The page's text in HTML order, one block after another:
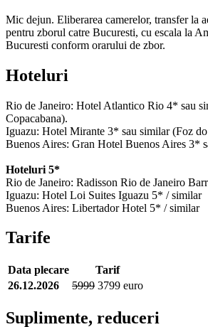
Mic dejun. Eliberarea camerelor, transfer la
pentru zborul catre Bucuresti, cu escala la
Bucuresti conform orarului de zbor.
Hoteluri
Rio de Janeiro: Hotel Atlantico Rio 4* sau
Copacabana).
Iguazu: Hotel Mirante 3* sau similar (Foz
Buenos Aires: Gran Hotel Buenos Aires 3*
Hoteluri 5*
Rio de Janeiro: Radisson Rio de Janeiro
Iguazu: Hotel Loi Suites Iguazu 5* / similar
Buenos Aires: Libertador Hotel 5* / similar
Tarife
Data plecare
Tarif
26.12.2026
5999 3799 euro
Suplimente, reduceri